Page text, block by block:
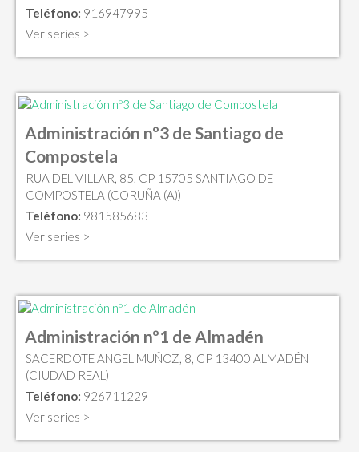
Teléfono: 916947995
Ver series >
Administración nº3 de Santiago de
Compostela
RUA DEL VILLAR, 85, CP 15705 SANTIAGO DE
COMPOSTELA (CORUÑA (A))
Teléfono: 981585683
Ver series >
Administración nº1 de Almadén
SACERDOTE ANGEL MUÑOZ, 8, CP 13400 ALMADÉN
(CIUDAD REAL)
Teléfono: 926711229
Ver series >